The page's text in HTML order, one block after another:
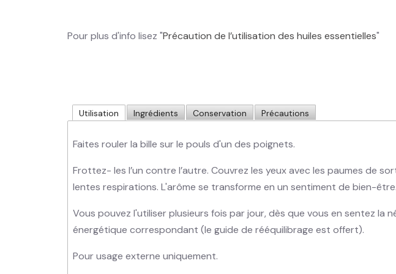
Pour plus d'info lisez "Précaution de l’utilisation des huiles essentielles"
Utilisation Ingrédients Conservation Précautions
Faites rouler la bille sur le pouls d'un des poignets.
Frottez- les l’un contre l’autre. Couvrez les yeux avec les paumes de
lentes respirations. L'arôme se transforme en un sentiment de bien-être.
Vous pouvez l'utiliser plusieurs fois par jour, dès que vous en sentez
énergétique correspondant (le guide de rééquilibrage est offert).
Pour usage externe uniquement.